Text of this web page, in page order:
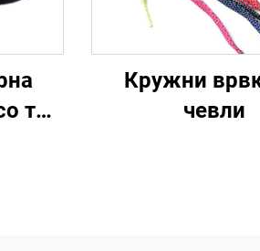
три
Кружни
чевли